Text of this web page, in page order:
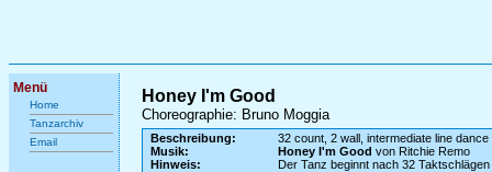
Menü
Home
Tanzarchiv
Email
Honey I'm Good
Choreographie: Bruno Moggia
Beschreibung:
32 count, 2 wall, intermediate line dance
Musik:
Honey I'm Good von Ritchie Remo
Hinweis:
Der Tanz beginnt nach 32